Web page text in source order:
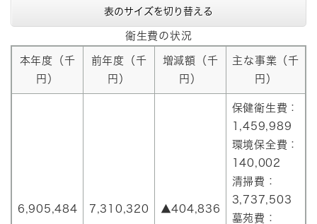
表のサイズを切り替える
衛生費の状況
本年度（千
円）
前年度（千
円）
増減額（千
円）
主な事業（千
円）
6,905,484 7,310,320 ▲404,836
保健衛生費：
1,459,989
環境保全費：
140,002
清掃費：
3,737,503
墓苑費：